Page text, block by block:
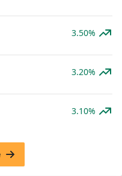
3.50%
3.20%
3.10%